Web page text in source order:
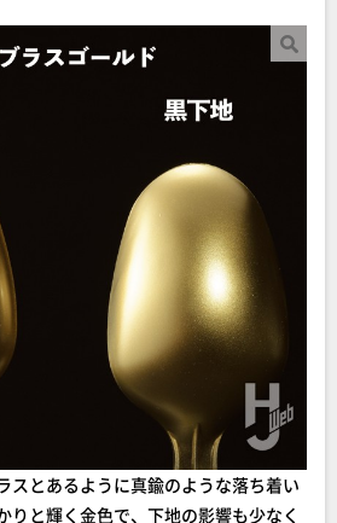
スとあるように真鍮のような落ち着い
りと輝く金色で、下地の影響も少なく